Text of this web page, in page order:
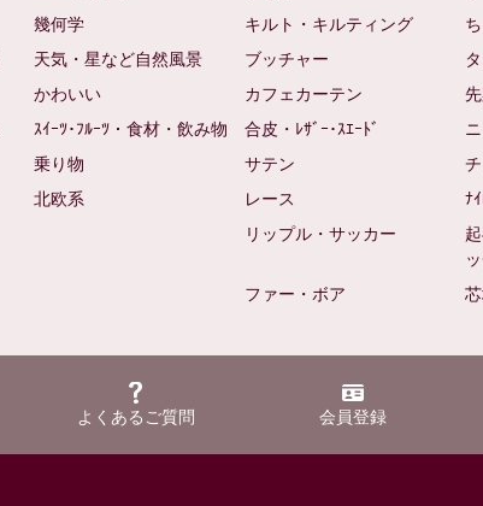
幾何学
天気・星など自然風景
かわいい
ｽｲｰﾂ･ﾌﾙｰﾂ・食材・飲み物
乗り物
北欧系
キルト・キルティング
ブッチャー
カフェカーテン
合皮・ﾚｻﾞｰ･ｽｴｰﾄﾞ
サテン
レース
ﾅ
リップル・サッカー
ファー・ボア
よくあるご質問 会員登録